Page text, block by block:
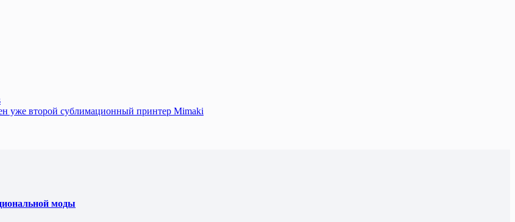
уже второй сублимационный принтер Mimaki
моды